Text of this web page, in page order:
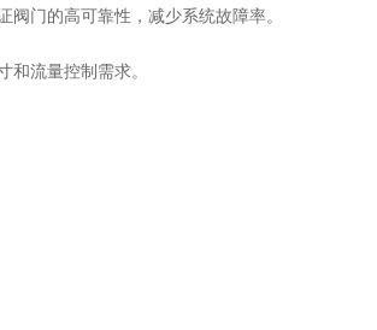
门的高可靠性，减少系统故障率。
流量控制需求。